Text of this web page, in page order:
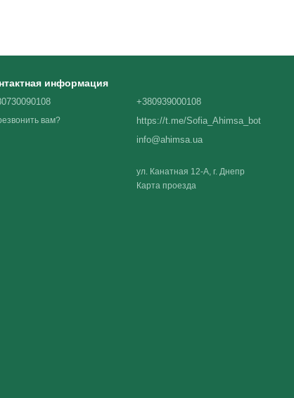
информация
вам?
+380939000108
https://t.me/Sofia_Ahimsa_bot
info@ahimsa.ua
ул. Канатная 12-А, г. Днепр
Карта проезда